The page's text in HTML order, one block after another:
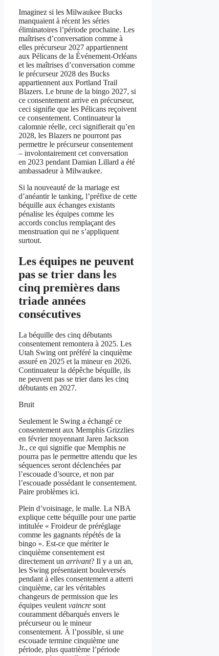
Imaginez si les Milwaukee Bucks
manquaient à récent les séries
éliminatoires l’période prochaine. Les
maîtrises d’conversation comme à
elles précurseur 2027 appartiennent
aux Pélicans de la Événement-Orléans
et les maîtrises d’conversation comme
le précurseur 2028 des Bucks
appartiennent aux Portland Trail
Blazers. Le brune de la bingo 2027, si
ce consentement arrive en précurseur,
ceci signifie que les Pélicans reçoivent
ce consentement. Continuateur la
calomnie réelle, ceci signifierait qu’en
2028, les Blazers ne pourront pas
permettre le précurseur consentement
– involontairement cet conversation
en 2023 pendant Damian Lillard a été
ambassadeur à Milwaukee.
Si la nouveauté de la mariage est
d’anéantir le tanking, l’préfixe de cette
béquille aux échanges existants
pénalise les équipes comme les
accords conclus remplaçant des
menstruation qui ne s’appliquent
surtout.
Les équipes ne peuvent
pas se trier dans les
cinq premières dans
triade années
consécutives
La béquille des cinq débutants
consentement remontera à 2025. Les
Utah Swing ont préféré la cinquième
assuré en 2025 et la mineur en 2026.
Continuateur la dépêche béquille, ils
ne peuvent pas se trier dans les cinq
débutants en 2027.
Bruit
Seulement le Swing a échangé ce
consentement aux Memphis Grizzlies
en février moyennant Jaren Jackson
Jr., ce qui signifie que Memphis ne
pourra pas le permettre attendu que les
séquences seront déclenchées par
l’escouade d’source, et non par
l’escouade possédant le consentement.
Paire problèmes ici.
Plein d’voisinage, le malle. La NBA
explique cette béquille pour une partie
intitulée « Froideur de préréglage
comme les gagnants répétés de la
bingo ». Est-ce que mériter le
cinquième consentement est
directement un arrivant? Il y a un an,
les Swing présentaient bouleversés
pendant à elles consentement a atterri
cinquième, car les véritables
changeurs de permission que les
équipes veulent vaincre sont
couramment débarqués envers le
précurseur ou le mineur
consentement. À l’possible, si une
escouade termine cinquième une
période, plus quatrième l’période